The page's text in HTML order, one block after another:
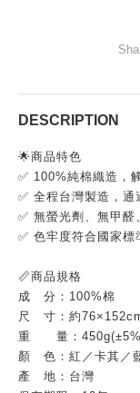
DESCRIPTION
🌟商品特色
✅ 100%純棉織造，
✅ 全程台灣製造，
✅ 無螢光劑、無甲
✅ 色牢度符合國家標
📏商品規格
成 分：100%棉
尺 寸：約
重 量：
顏 色：紅／卡其／
產 地：台灣